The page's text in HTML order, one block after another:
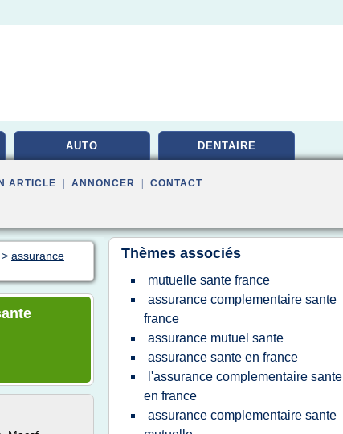
AUTO DENTAIRE
ARTICLE ANNONCER CONTACT
> assurance
Thèmes associés
mutuelle sante france
assurance complementaire sante
france
assurance mutuel sante
assurance sante en france
l'assurance complementaire sante
en france
assurance complementaire sante